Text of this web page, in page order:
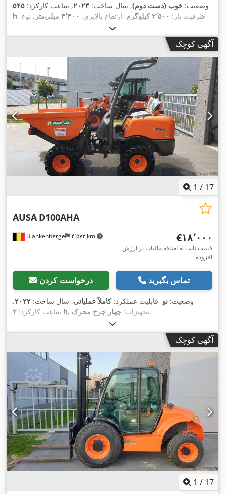
وضعیت: خوب (دست دوم), سال ساخت: ۲۰۲۳, ساعت کارکرد: ۵۴۵
h
, ظرفیت بار: ۲٬۵۰۰ کیلوگرم , ارتفاع بالابری: ۴٬۳۰۰ میلی‌متر
, نوع
تریپلکس
آگهی کوچک
1 / 17
Blankenberge ۴٬۵۷۲ km
AUSA D100AHA
‎€۱۸٬۰۰۰
قیمت ثابت به اضافه مالیات بر ارزش
افزوده
درخواست کردن تماس بگیرید
وضعیت: نو, قابلیت عملکرد:کاملاً عملیاتی, سال ساخت: ۲۰۲۲,
ساعت کارکرد: ۲ h , تجهیزات: چهار چرخ محرک ,
آگهی کوچک
1 / 17